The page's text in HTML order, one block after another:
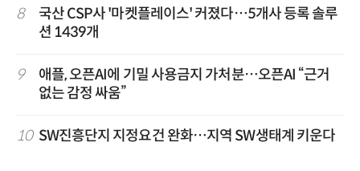
8
국산 CSP사 '마켓플레이스' 커졌다…5개사 등록 솔루
션 1439개
9
애플, 오픈AI에 기밀 사용금지 가처분…오픈AI “근거
없는 감정 싸움”
10 SW진흥단지 지정요건 완화…지역 SW생태계 키운다